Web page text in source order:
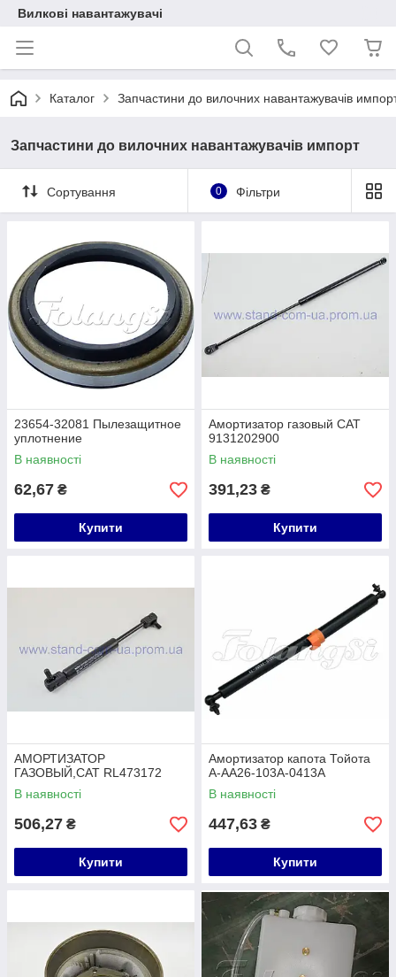
Вилкові навантажувачі
Каталог Запчастини до вилочних навантажувачів
Запчастини до вилочних навантажувачів импорт
Сортування 0 Фільтри
23654-32081 Пылезащитное
уплотнение
В наявності
62,67 ₴
Купити
Амортизатор газовый CAT
9131202900
В наявності
391,23 ₴
Купити
АМОРТИЗАТОР
ГАЗОВЫЙ,CAT RL473172
В наявності
506,27 ₴
Купити
Амортизатор капота Тойота
A-AA26-103A-0413A
В наявності
447,63 ₴
Купити